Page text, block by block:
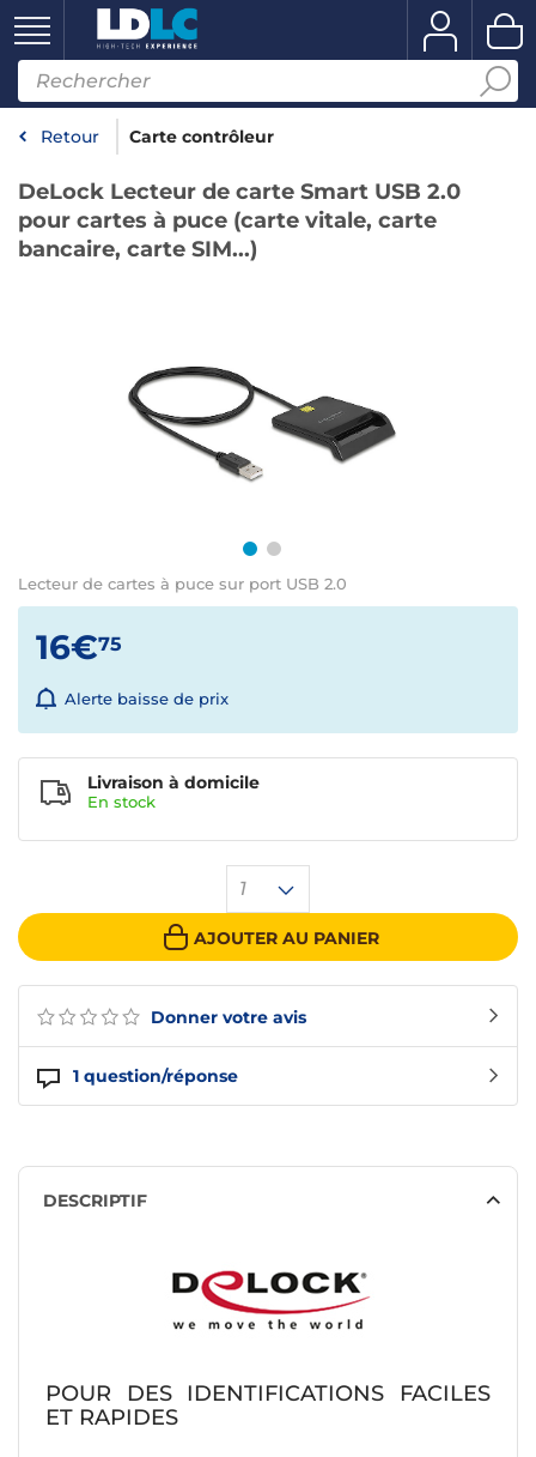
Retour Carte contrôleur
DeLock Lecteur de carte Smart USB 2.0
pour cartes à puce (carte vitale, carte
bancaire, carte SIM...)
Lecteur de cartes à puce sur port USB 2.0
Donner votre avis
1 question/réponse
16€75
Alerte baisse de prix
1
AJOUTER AU PANIER
Livraison à domicile
En stock
DESCRIPTIF
POUR DES IDENTIFICATIONS FACILES
ET RAPIDES